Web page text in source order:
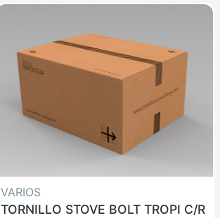
VARIOS
TORNILLO STOVE BOLT TROPI C/R